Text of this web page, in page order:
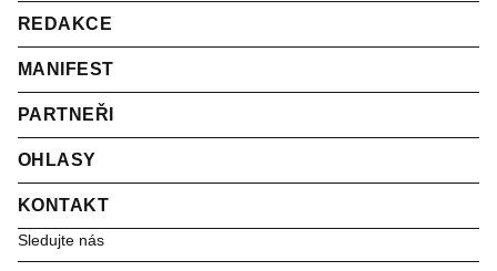
REDAKCE
MANIFEST
PARTNEŘI
OHLASY
KONTAKT
Sledujte nás